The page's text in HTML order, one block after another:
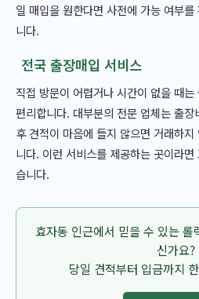
일 매입을 원한다면 사전에 가능 여부
니다.
전국 출장매입 서비스
직접 방문이 어렵거나 시간이 없을 때
편리합니다. 대부분의 전문 업체는 출
후 견적이 마음에 들지 않으면 거래하
니다. 이런 서비스를 제공하는 곳이라
습니다.
효자동 인근에서 믿을 수 있는 롤
신가요?
당일 견적부터 입금까지